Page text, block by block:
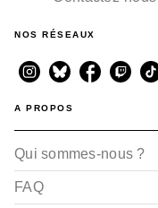
NOS RÉSEAUX
A PROPOS
Qui sommes-nous ?
FAQ